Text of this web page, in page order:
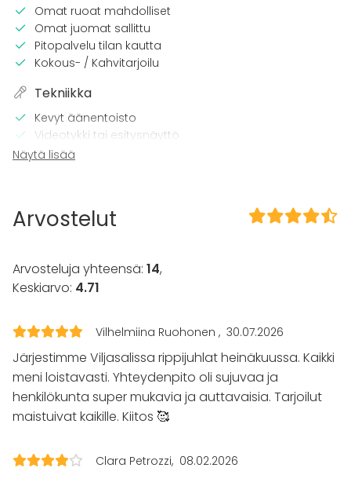
Omat ruoat mahdolliset
Omat juomat sallittu
Pitopalvelu tilan kautta
Kokous- / Kahvitarjoilu
Tekniikka
Kevyt äänentoisto
Videotykki tai esitysnäyttö
Mikrofoni
Tilaan kuuluu
Kalusto
Fläppi- / Valkotaulu
Astiasto
Tapahtumatyypit
Juhlat
Häät
Saunailta
Kokous
Näytä lisää
Arvostelut
Arvosteluja yhteensä: 14,
Keskiarvo: 4.71
Vilhelmiina Ruohonen 30.07.2026
Järjestimme Viljasalissa rippijuhlat heinäkuussa. Kaikki
meni loistavasti. Yhteydenpito oli sujuvaa ja
henkilökunta super mukavia ja auttavaisia. Tarjoilut
maistuivat kaikille. Kiitos 🥰
Clara Petrozzi 08.02.2026